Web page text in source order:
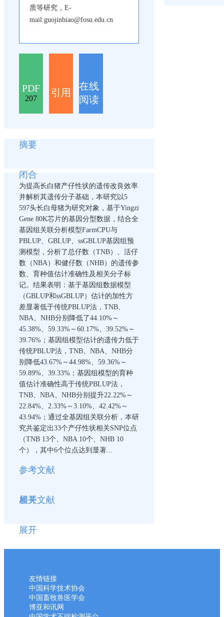
质等研究，E-
mail:guojinbiao@fosu.edu.cn
PDF
207
引用
在线
阅读
摘要
闭合
为提高长白猪产仔性状的遗传改良效率
并解析其遗传分子基础，本研究以5
597头长白母猪为研究对象，基于Yingzi
Gene 80K芯片的基因分型数据，结合全
基因组关联分析模型FarmCPU与
PBLUP、GBLUP、ssGBLUP基因组预
测模型，分析了总仔数（TNB）、活仔
数（NBA）和健仔数（NHB）的遗传参
数、育种值估计准确性及相关分子标
记。结果表明：基于基因组数据模型
（GBLUP和ssGBLUP）估计的加性方
差显著低于传统PBLUP法，TNB、
NBA、NHB分别降低了44.10%～
45.38%、59.33%～60.17%、39.52%～
39.76%；基因组模型估计的遗传力低于
传统PBLUP法，TNB、NBA、NHB分
别降低43.67%～44.98%、59.36%～
59.89%、39.33%；基因组模型的育种
值估计准确性高于传统PBLUP法，
TNB、NBA、NHB分别提升22.22%～
22.84%、2.33%～3.10%、42.42%～
43.94%；通过全基因组关联分析，本研
究共鉴定出33个产仔性状相关SNP位点
（TNB 13个、NBA 10个、NHB 10
个），其中6个位点达到显著...
参考文献
展开
相关文献
展开
友情链接
中国科学技术协会
中国畜牧兽医学会
博亚和讯网